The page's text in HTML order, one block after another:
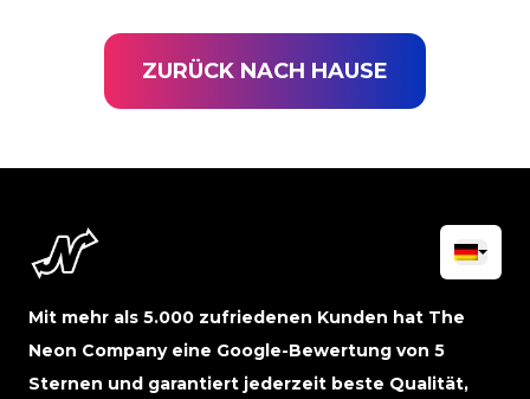
ZURÜCK NACH HAUSE
Mit mehr als 5.000 zufriedenen Kunden hat The
Neon Company eine Google-Bewertung von 5
Sternen und garantiert jederzeit beste Qualität,